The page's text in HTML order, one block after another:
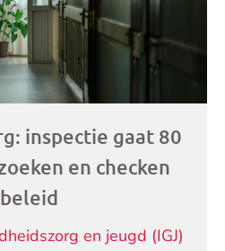
inspectie gaat 80
en checken
en jeugd (IGJ)